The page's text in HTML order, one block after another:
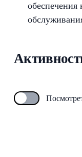
обеспечения